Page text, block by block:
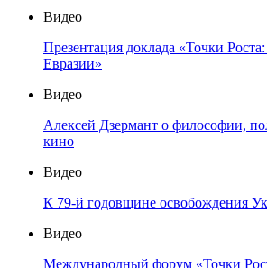
Видео
Презентация доклада «Точки
Евразии»
Видео
Алексей Дзермант о философии,
кино
Видео
К 79-й годовщине освобождения
Видео
Международный форум «Точки